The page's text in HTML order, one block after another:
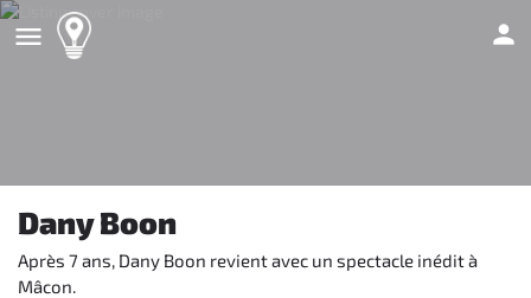
Dany Boon
Après 7 ans, Dany Boon revient avec un spectacle inédit à
Mâcon.